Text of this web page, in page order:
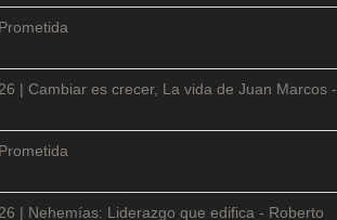
| Cambiar es crecer, La vida de Juan Marcos -
| Nehemías: Liderazgo que edifica - Roberto